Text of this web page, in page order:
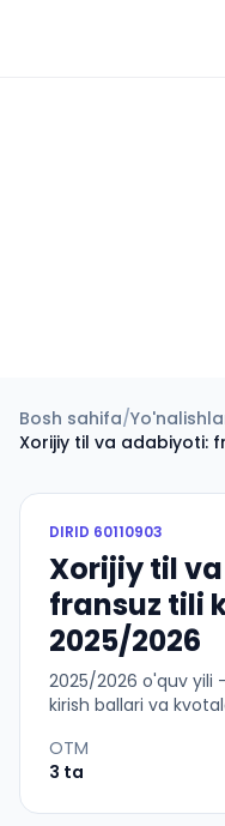
Bosh sahifa/
Xorijiy til va adabiyoti:
DIRID 60110903
Xorijiy til
fransuz tili
2025/2026
2025/2026 o'quv yili
kirish ballari va
OTM
3 ta